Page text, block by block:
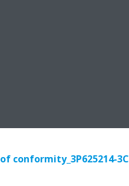
of conformity_3P625214-3C